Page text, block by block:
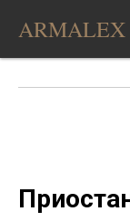
ARMALEX